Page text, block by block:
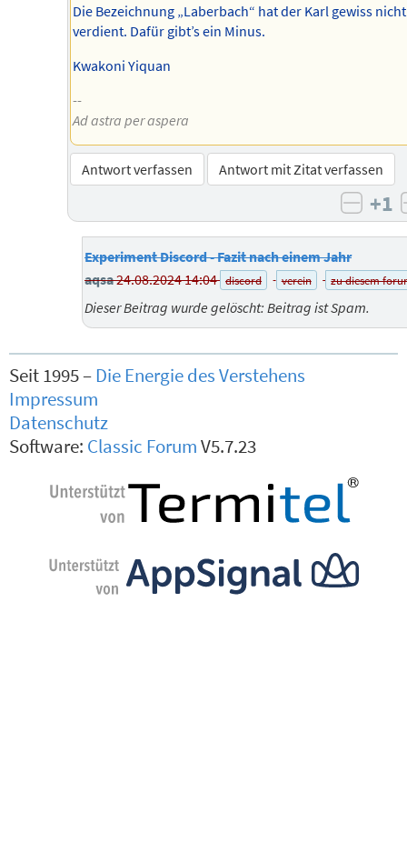
Die Bezeichnung „Laberbach“ hat der Karl gewiss nicht
verdient. Dafür gibt’s ein Minus.
Kwakoni Yiquan
--
Ad astra per aspera
Antwort verfassen Antwort mit Zitat verfassen
+1
Experiment Discord - Fazit nach einem Jahr
aqsa24.08.2024 14:04 discord verein zu diesem
Dieser Beitrag wurde gelöscht: Beitrag ist Spam.
Seit 1995 – Die Energie des Verstehens
Impressum
Datenschutz
Software: Classic ForumV5.7.23